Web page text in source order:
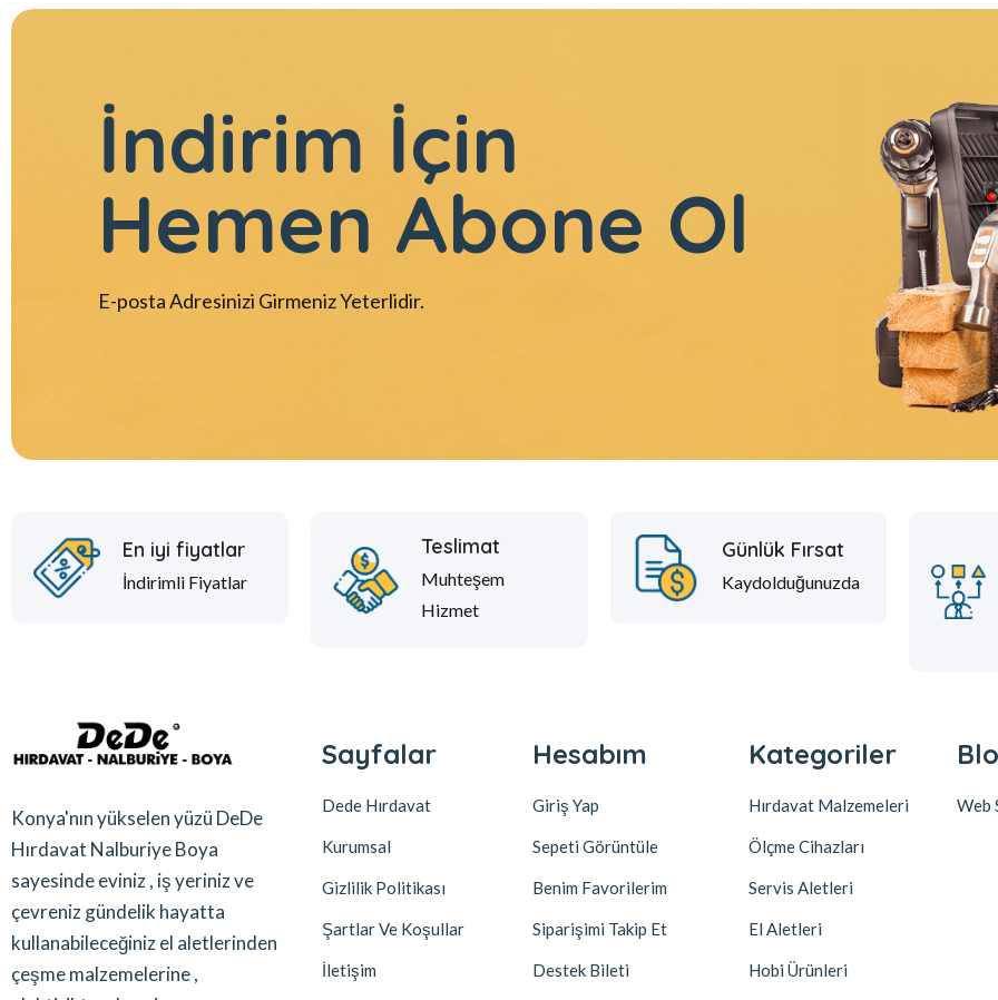
İndirim İçin
Hemen Abone Ol
E-posta Adresinizi Girmeniz Yeterlidir.
En iyi fiyatlar
İndirimli Fiyatlar
Teslimat
Muhteşem
Hizmet
Günlük Fırsat
Kaydolduğunuzda
Konya'nın yükselen yüzü DeDe
Hırdavat Nalburiye Boya
sayesinde eviniz , iş yeriniz ve
çevreniz gündelik hayatta
kullanabileceğiniz el aletlerinden
çeşme malzemelerine ,
Sayfalar
Dede Hırdavat
Kurumsal
Gizlilik Politikası
Şartlar Ve Koşullar
İletişim
Hesabım
Giriş Yap
Sepeti Görüntüle
Benim Favorilerim
Siparişimi Takip Et
Destek Bileti
Kategoriler
Hırdavat Malzemeleri
Ölçme Cihazları
Servis Aletleri
El Aletleri
Hobi Ürünleri
Web